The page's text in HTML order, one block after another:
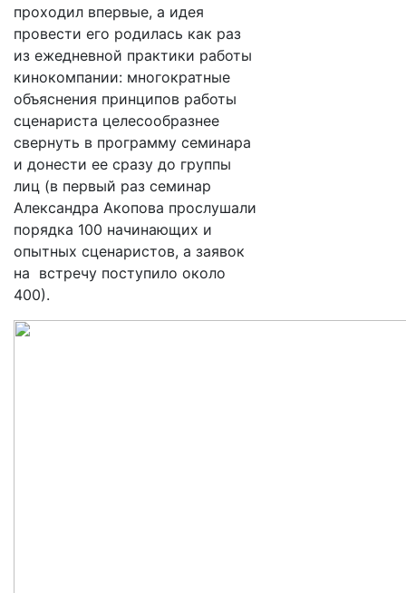
проходил впервые, а идея
провести его родилась как раз
из ежедневной практики работы
кинокомпании: многократные
объяснения принципов работы
сценариста целесообразнее
свернуть в программу семинара
и донести ее сразу до группы
лиц (в первый раз семинар
Александра Акопова прослушали
порядка 100 начинающих и
опытных сценаристов, а заявок
на встречу поступило около
400).